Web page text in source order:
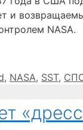
и
NASA.
, NASA, SST,